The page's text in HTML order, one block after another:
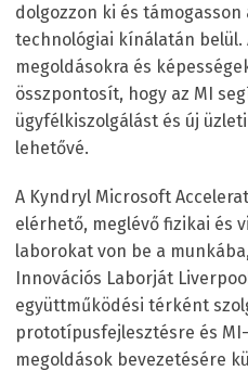
dolgozzon ki és
technológiai kínálatán belül.
megoldásokra és
összpontosít, hogy az MI
ügyfélkiszolgálást és új
lehetővé.
A Kyndryl Microsoft
elérhető, meglévő fizikai és
laborokat von be a
Innovációs Laborját
együttműködési térként
prototípusfejlesztésre és
megoldások bevezetésére